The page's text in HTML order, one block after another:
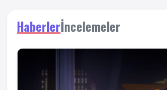
Haberlerİncelemeler